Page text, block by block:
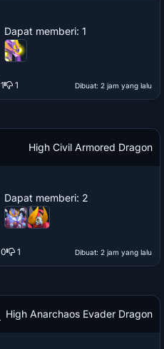
Dapat memberi: 1
Dibuat: 2 jam yang lalu
1 1
High Civil Armored Dragon
Dapat memberi: 2
Dibuat: 2 jam yang lalu
0 1
High Anarchaos Evader Dragon